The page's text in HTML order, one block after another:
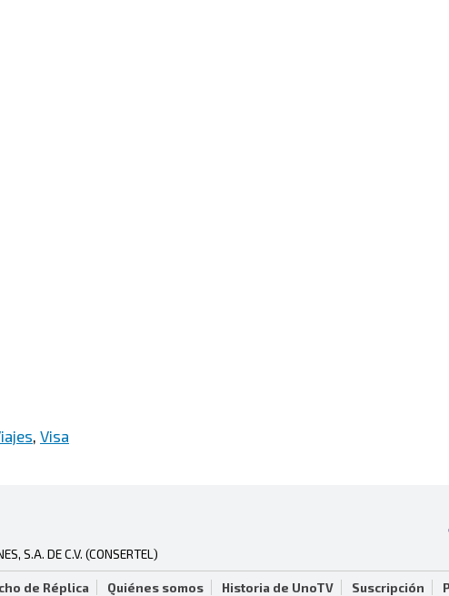
, Visa
S.A. DE C.V. (CONSERTEL)
de Réplica Quiénes somos Historia de UnoTV Suscripción